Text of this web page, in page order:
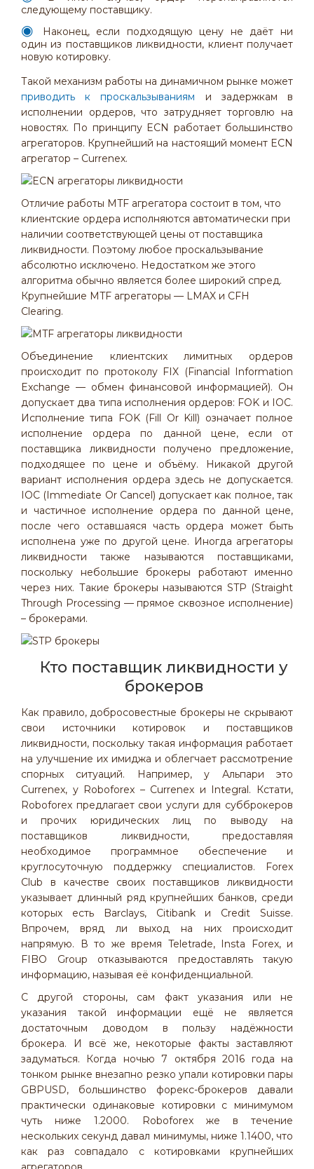
следующему поставщику.
Наконец, если подходящую цену не даёт ни
один из поставщиков ликвидности, клиент получает
новую котировку.
Такой механизм работы на динамичном рынке может
приводить к проскальзываниям и задержкам в
исполнении ордеров, что затрудняет торговлю на
новостях. По принципу ECN работает большинство
агрегаторов. Крупнейший на настоящий момент ECN
агрегатор – Currenex.
Отличие работы MTF агрегатора состоит в том, что
клиентские ордера исполняются автоматически при
наличии соответствующей цены от поставщика
ликвидности. Поэтому любое проскальзывание
абсолютно исключено. Недостатком же этого
алгоритма обычно является более широкий спред.
Крупнейшие MTF агрегаторы — LMAX и CFH
Clearing.
Объединение клиентских лимитных ордеров
происходит по протоколу FIX (Financial Information
Exchange — обмен финансовой информацией). Он
допускает два типа исполнения ордеров: FOK и IOC.
Исполнение типа FOK (Fill Or Kill) означает полное
исполнение ордера по данной цене, если от
поставщика ликвидности получено предложение,
подходящее по цене и объёму. Никакой другой
вариант исполнения ордера здесь не допускается.
IOC (Immediate Or Cancel) допускает как полное, так
и частичное исполнение ордера по данной цене,
после чего оставшаяся часть ордера может быть
исполнена уже по другой цене. Иногда агрегаторы
ликвидности также называются поставщиками,
поскольку небольшие брокеры работают именно
через них. Такие брокеры называются STP (Straight
Through Processing — прямое сквозное исполнение)
– брокерами.
Кто поставщик ликвидности у
брокеров
Как правило, добросовестные брокеры не скрывают
свои источники котировок и поставщиков
ликвидности, поскольку такая информация работает
на улучшение их имиджа и облегчает рассмотрение
спорных ситуаций. Например, у Альпари это
Currenex, у Roboforex – Currenex и Integral. Кстати,
Roboforex предлагает свои услуги для субброкеров
и прочих юридических лиц по выводу на
поставщиков ликвидности, предоставляя
необходимое программное обеспечение и
круглосуточную поддержку специалистов. Forex
Club в качестве своих поставщиков ликвидности
указывает длинный ряд крупнейших банков, среди
которых есть Barclays, Citibank и Credit Suisse.
Впрочем, вряд ли выход на них происходит
напрямую. В то же время Teletrade, Insta Forex, и
FIBO Group отказываются предоставлять такую
информацию, называя её конфиденциальной.
С другой стороны, сам факт указания или не
указания такой информации ещё не является
достаточным доводом в пользу надёжности
брокера. И всё же, некоторые факты заставляют
задуматься. Когда ночью 7 октября 2016 года на
тонком рынке внезапно резко упали котировки пары
GBPUSD, большинство форекс-брокеров давали
практически одинаковые котировки с минимумом
чуть ниже 1.2000. Roboforex же в течение
нескольких секунд давал минимумы, ниже 1.1400, что
как раз совпадало с котировками крупнейших